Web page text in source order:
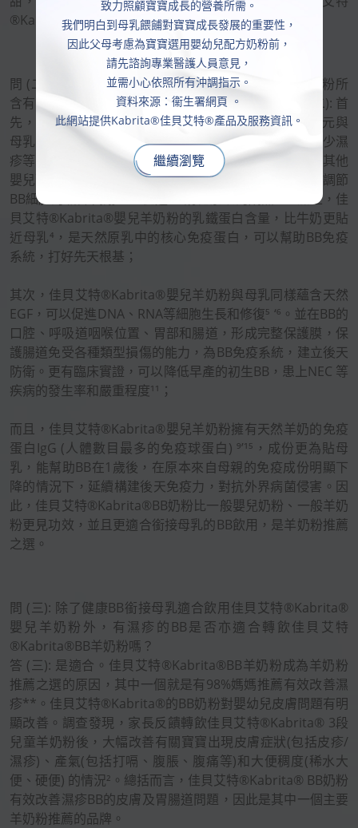
®Kabrita®羊奶粉香港大受歡迎。
問 (二): 為何有不少媽媽講述佳貝艾特® Kabrita®羊奶粉所
含有的營養和功能接近母乳，是羊奶粉推薦之選？答 (二): 首
先，佳貝艾特®Kabrita®嬰兒羊奶粉天然已有7種益生元與
母乳益生元 (HMO) 一樣³，全面強化腸道益菌，幫助減少濕
疹等皮膚問題；佳貝艾特®Kabrita®嬰兒羊奶粉蘊含比其他
嬰兒配方奶粉 (配方牛奶粉) 高4-5倍的核苷酸¹⁰’¹³，可以調節
BB細胞的新陳代謝，並促進BB消化系統的成熟¹⁴。加上，佳
貝艾特®Kabrita®嬰兒羊奶粉的乳鐵蛋白含量，比牛奶更貼
近母乳⁴，是天然原乳中的核心免疫蛋白，可以幫助BB免疫
系統，打好先天根基；
其次，佳貝艾特®Kabrita®嬰兒羊奶粉與母乳同樣蘊含天然
EGF，可以促進DNA、RNA等細胞生長和修復⁵ ‘⁶。並在BB的
口腔、呼吸道咽喉位置、胃部和腸道，形成完整保護膜，保
護腸道免受各種類型損傷的能力，為BB免疫系統，建立後天
防衛。更有臨床實證，可以降低早產的初生BB，患上NEC 等
疾病的發生率和嚴重程度¹¹；
而且，佳貝艾特®Kabrita®嬰兒羊奶粉擁有天然羊奶的免疫
蛋白IgG (人體數目最多的免疫球蛋白) ⁹’¹⁵，成份更為貼母
乳，能幫助BB在1歲後，在原本來自母親的免疫成份明顯下
降的情況下，延續構建後天免疫力，對抗外界病菌侵害。因
此，佳貝艾特®Kabrita®BB奶粉比一般嬰兒奶粉、一般羊奶
粉更見功效，並且更適合銜接母乳的BB飲用，是羊奶粉推薦
之選。
問 (三): 除了健康BB銜接母乳適合飲用佳貝艾特®Kabrita®
嬰兒羊奶粉外，有濕疹的BB是否亦適合轉飲佳貝艾特
®Kabrita®BB羊奶粉嗎？
答 (三): 是適合。佳貝艾特®Kabrita®BB羊奶粉成為羊奶粉
推薦之選的原因，其中一個就是有98%媽媽推薦有效改善濕
疹**。佳貝艾特®Kabrita®的BB奶粉對嬰幼兒皮膚問題有明
顯改善。調查發現，家長反饋轉飲佳貝艾特®Kabrita® 3段
兒童羊奶粉後，大幅改善有關寶寶出現皮膚症狀(包括皮疹/
濕疹)、產氣(包括打嗝、腹脹、腹痛等)和大便稠度(稀水大
便、硬便) 的情況²。總括而言，佳貝艾特®Kabrita® BB奶粉
有效改善濕疹BB的皮膚及胃腸道問題，因此是其中一個主要
羊奶粉推薦的品牌。
致力照顧寶寶成長的營養所需。
我們明白到母乳餵餔對寶寶成長發展的重要性，
因此父母考慮為寶寶選用嬰幼兒配方奶粉前，
請先諮詢專業醫護人員意見，
並需小心依照所有沖調指示。
資料來源：衞生署網頁 。
此網站提供Kabrita®佳貝艾特®產品及服務資訊。
繼續瀏覽